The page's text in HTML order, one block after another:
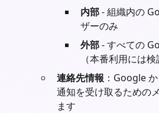
内部- 組織内の
ザーのみ
外部- すべての
（本番利用には検
連絡先情報 ：Google
通知を受け取るための
ます